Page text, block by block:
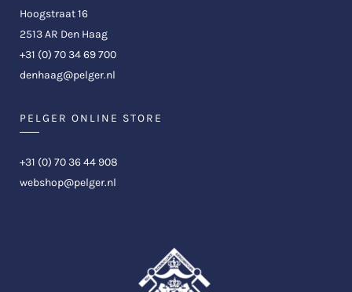
Hoogstraat 16
2513 AR Den Haag
+31 (0) 70 34 69 700
denhaag@pelger.nl
PELGER ONLINE STORE
+31 (0) 70 36 44 908
webshop@pelger.nl